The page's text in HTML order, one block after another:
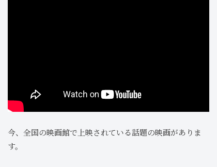
今、全国の映画館で上映されている話題の映画がありま
す。